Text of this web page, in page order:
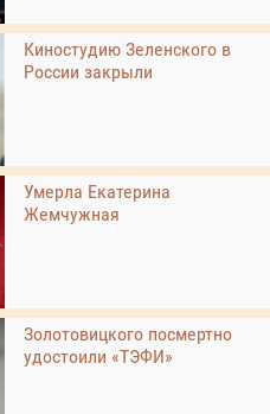
Киностудию Зеленского в
России закрыли
Умерла Екатерина
Жемчужная
Золотовицкого посмертно
удостоили «ТЭФИ»